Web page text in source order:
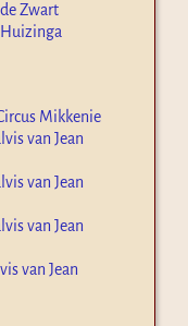
Zwart
Huizinga
Mikkenie
van Jean
van Jean
van Jean
van Jean